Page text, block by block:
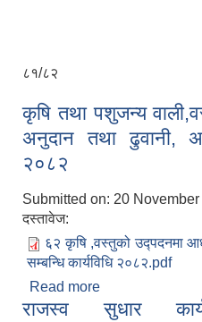
८१/८२
कृषि तथा पशुजन्य
अनुदान तथा ढुवानी,
२०८२
Submitted on: 20
दस्तावेज:
६२ कृषि ,वस्तुको उद्पदनमा
सम्बन्धि कार्यविधि २०८२.pdf
Read more
अनुदान तथा
राजस्व सुधार